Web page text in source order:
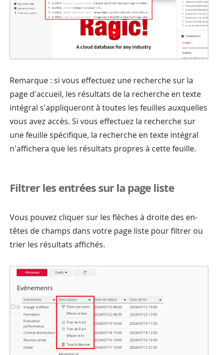
Remarque : si vous effectuez une recherche sur la
page d'accueil, les résultats de la recherche en texte
intégral s'appliqueront à toutes les feuilles auxquelles
vous avez accès. Si vous effectuez la recherche sur
une feuille spécifique, la recherche en texte intégral
n'affichera que les résultats propres à cette feuille.
Filtrer les entrées sur la page liste
Vous pouvez cliquer sur les flèches à droite des en-
têtes de champs dans votre page liste pour filtrer ou
trier les résultats affichés.